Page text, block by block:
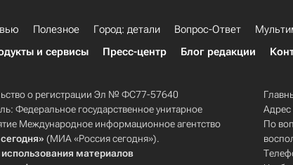
Полезное Город: детали Вопрос-Ответ
и сервисы Пресс-центр Блог редакции
о регистрации Эл № ФС77-57640
Федеральное государственное унитарное
Международное информационное агентство
(МИА «Россия сегодня»).
материалов
Адрес
По